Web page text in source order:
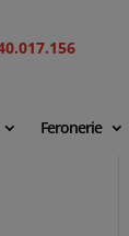
Feronerie